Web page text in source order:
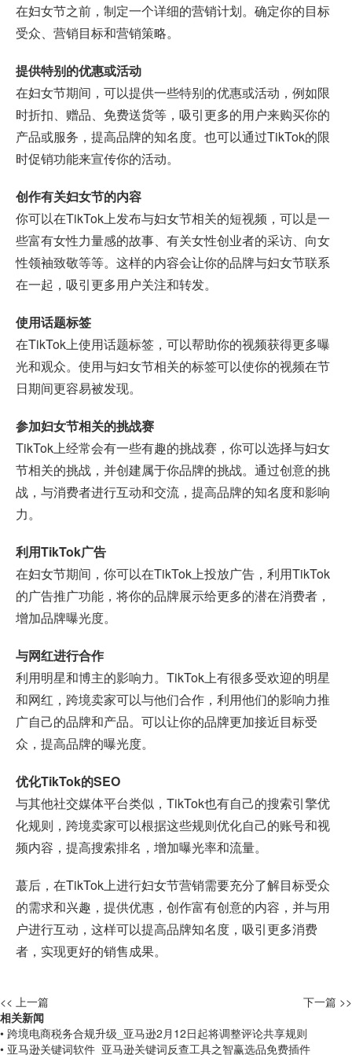
在妇女节之前，制定一个详细的营销计划。确定你的目标
受众、营销目标和营销策略。
提供特别的优惠或活动
在妇女节期间，可以提供一些特别的优惠或活动，例如限
时折扣、赠品、免费送货等，吸引更多的用户来购买你的
产品或服务，提高品牌的知名度。也可以通过TikTok的限
时促销功能来宣传你的活动。
创作有关妇女节的内容
你可以在TikTok上发布与妇女节相关的短视频，可以是一
些富有女性力量感的故事、有关女性创业者的采访、向女
性领袖致敬等等。这样的内容会让你的品牌与妇女节联系
在一起，吸引更多用户关注和转发。
使用话题标签
在TikTok上使用话题标签，可以帮助你的视频获得更多曝
光和观众。使用与妇女节相关的标签可以使你的视频在节
日期间更容易被发现。
参加妇女节相关的挑战赛
TikTok上经常会有一些有趣的挑战赛，你可以选择与妇女
节相关的挑战，并创建属于你品牌的挑战。通过创意的挑
战，与消费者进行互动和交流，提高品牌的知名度和影响
力。
利用TikTok广告
在妇女节期间，你可以在TikTok上投放广告，利用TikTok
的广告推广功能，将你的品牌展示给更多的潜在消费者，
增加品牌曝光度。
与网红进行合作
利用明星和博主的影响力。TikTok上有很多受欢迎的明星
和网红，跨境卖家可以与他们合作，利用他们的影响力推
广自己的品牌和产品。可以让你的品牌更加接近目标受
众，提高品牌的曝光度。
优化TikTok的SEO
与其他社交媒体平台类似，TikTok也有自己的搜索引擎优
化规则，跨境卖家可以根据这些规则优化自己的账号和视
频内容，提高搜索排名，增加曝光率和流量。
蕞后，在TikTok上进行妇女节营销需要充分了解目标受众
的需求和兴趣，提供优惠，创作富有创意的内容，并与用
户进行互动，这样可以提高品牌知名度，吸引更多消费
者，实现更好的销售成果。
<< 上一篇
下一篇 >>
相关新闻
• 跨境电商税务合规升级_亚马逊2月12日起将调整评论共享规则
• 亚马逊关键词软件_亚马逊关键词反查工具之智赢选品免费插件